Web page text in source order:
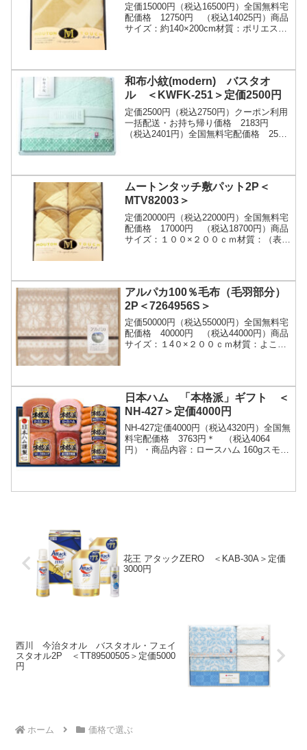
定価15000円（税込16500円）全国無料宅
配価格 12750円 （税込14025円）商品
サイズ：約140×200cm材質：ポリエステ
和布小紋(modern) バスタオ
ル ＜KWFK-251＞定価2500円
定価2500円（税込2750円）クーポン利用
一括配送・お持ち帰り価格 2183円
（税込2401円）全国無料宅配価格 2500
ムートンタッチ敷パット2P＜
MTV82003＞
定価20000円（税込22000円）全国無料宅
配価格 17000円 （税込18700円）商品
サイズ：１００×２００ｃｍ材質：（表）
アルパカ100％毛布（毛羽部分）
2P＜7264956S＞
定価50000円（税込55000円）全国無料宅
配価格 40000円 （税込44000円）商品
サイズ：１4０×２００ｃｍ材質：よこ糸
日本ハム 「本格派」ギフト ＜
NH-427＞定価4000円
NH-427定価4000円（税込4320円）全国無
料宅配価格 3763円＊ （税込4064
円）・商品内容：ロースハム 160gスモー
花王 アタックZERO ＜KAB-30A＞定価
3000円
西川 今治タオル バスタオル・フェイ
スタオル2P ＜TT89500505＞定価5000
円
ホーム 価格で選ぶ